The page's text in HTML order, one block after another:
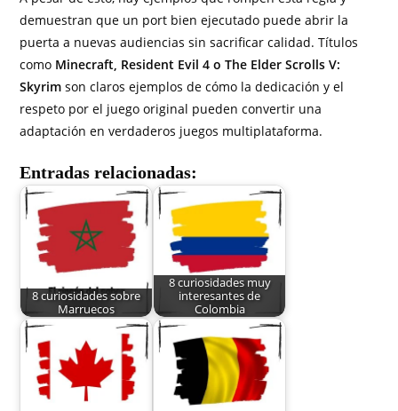
demuestran que un port bien ejecutado puede abrir la
puerta a nuevas audiencias sin sacrificar calidad. Títulos
como Minecraft, Resident Evil 4 o The Elder Scrolls V:
Skyrim son claros ejemplos de cómo la dedicación y el
respeto por el juego original pueden convertir una
adaptación en verdaderos juegos multiplataforma.
Entradas relacionadas:
8 curiosidades sobre
Marruecos
8 curiosidades muy
interesantes de
Colombia